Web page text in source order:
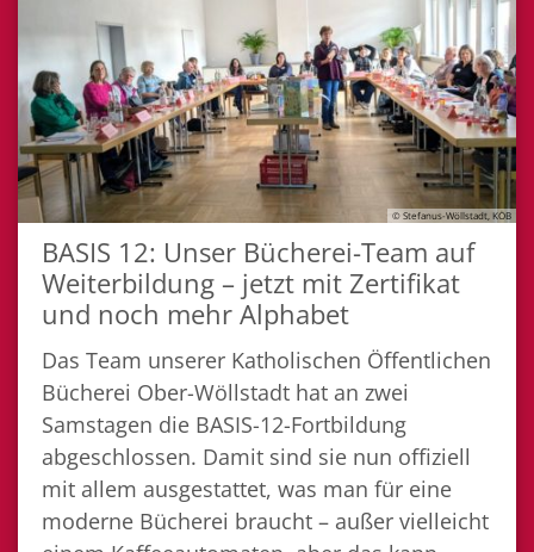
© Stefanus-Wöllstadt, KÖB
BASIS 12: Unser Bücherei-Team auf
Weiterbildung – jetzt mit Zertifikat
und noch mehr Alphabet
Das Team unserer Katholischen Öffentlichen
Bücherei Ober-Wöllstadt hat an zwei
Samstagen die BASIS-12-Fortbildung
abgeschlossen. Damit sind sie nun offiziell
mit allem ausgestattet, was man für eine
moderne Bücherei braucht – außer vielleicht